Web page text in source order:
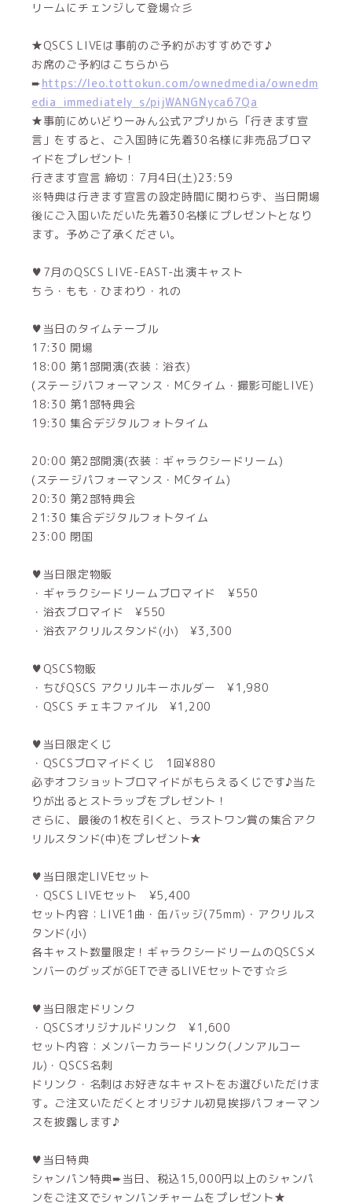
リームにチェンジして登場☆彡
★QSCS LIVEは事前のご予約がおすすめです♪
お席のご予約はこちらから
➨https://leo.tottokun.com/ownedmedia/ownedm
edia_immediately_s/pijWANGNyca67Qa
★事前にめいどりーみん公式アプリから「行きます宣
言」をすると、ご入国時に先着30名様に非売品ブロマ
イドをプレゼント！
行きます宣言 締切：7月4日(土)23:59
※特典は行きます宣言の設定時間に関わらず、当日開場
後にご入国いただいた先着30名様にプレゼントとなり
ます。予めご了承ください。
♥7月のQSCS LIVE-EAST-出演キャスト
ちう・もも・ひまわり・れの
♥当日のタイムテーブル
17:30 開場
18:00 第1部開演(衣装：浴衣)
(ステージパフォーマンス・MCタイム・撮影可能LIVE)
18:30 第1部特典会
19:30 集合デジタルフォトタイム
20:00 第2部開演(衣装：ギャラクシードリーム)
(ステージパフォーマンス・MCタイム)
20:30 第2部特典会
21:30 集合デジタルフォトタイム
23:00 閉国
♥当日限定物販
・ギャラクシードリームブロマイド ¥550
・浴衣ブロマイド ¥550
・浴衣アクリルスタンド(小) ¥3,300
♥QSCS物販
・ちびQSCS アクリルキーホルダー ¥1,980
・QSCS チェキファイル ¥1,200
♥当日限定くじ
・QSCSブロマイドくじ 1回¥880
必ずオフショットブロマイドがもらえるくじです♪当た
りが出るとストラップをプレゼント！
さらに、最後の1枚を引くと、ラストワン賞の集合アク
リルスタンド(中)をプレゼント★
♥当日限定LIVEセット
・QSCS LIVEセット ¥5,400
セット内容：LIVE1曲・缶バッジ(75mm)・アクリルス
タンド(小)
各キャスト数量限定！ギャラクシードリームのQSCSメ
ンバーのグッズがGETできるLIVEセットです☆彡
♥当日限定ドリンク
・QSCSオリジナルドリンク ¥1,600
セット内容：メンバーカラードリンク(ノンアルコー
ル)・QSCS名刺
ドリンク・名刺はお好きなキャストをお選びいただけま
す。ご注文いただくとオリジナル初見挨拶パフォーマン
スを披露します♪
♥当日特典
シャンパン特典➨当日、税込15,000円以上のシャンパ
ンをご注文でシャンパンチャームをプレゼント★